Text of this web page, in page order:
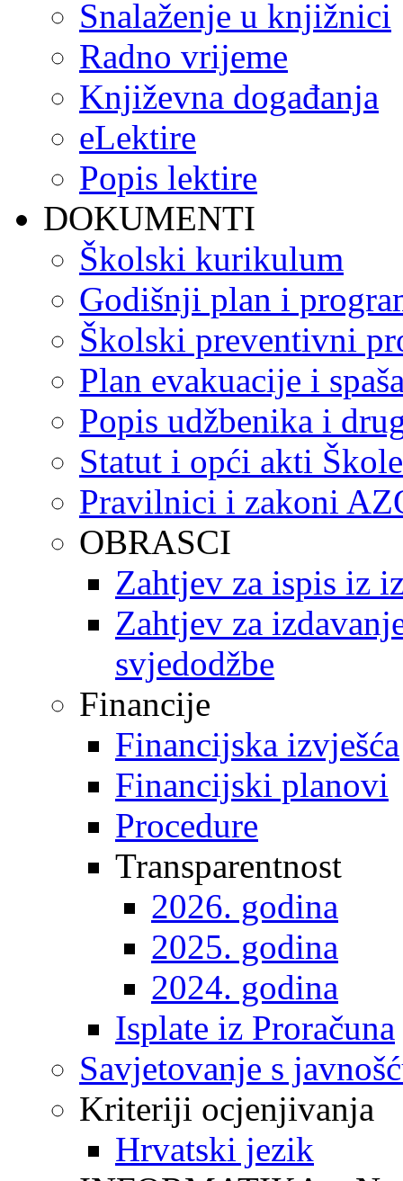
Snalaženje u knjižnici
Radno vrijeme
Književna događanja
eLektire
Popis lektire
DOKUMENTI
Školski kurikulum
Godišnji plan i
Školski preventivni
Plan evakuacije i
Popis udžbenika i
Statut i opći akti Škole
Pravilnici i zakoni
OBRASCI
Zahtjev za ispis iz
Zahtjev za
svjedodžbe
Financije
Financijska izvješća
Financijski planovi
Procedure
Transparentnost
2026. godina
2025. godina
2024. godina
Isplate iz Proračuna
Savjetovanje s
Kriteriji ocjenjivanja
Hrvatski jezik